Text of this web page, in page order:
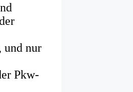
und nur
Pkw-